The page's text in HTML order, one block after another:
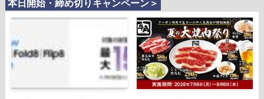
本日開始・締め切りキャンペーン＞